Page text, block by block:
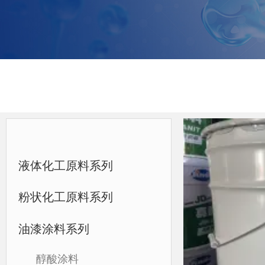
液体化工原料系列
粉状化工原料系列
油漆涂料系列
醇酸涂料